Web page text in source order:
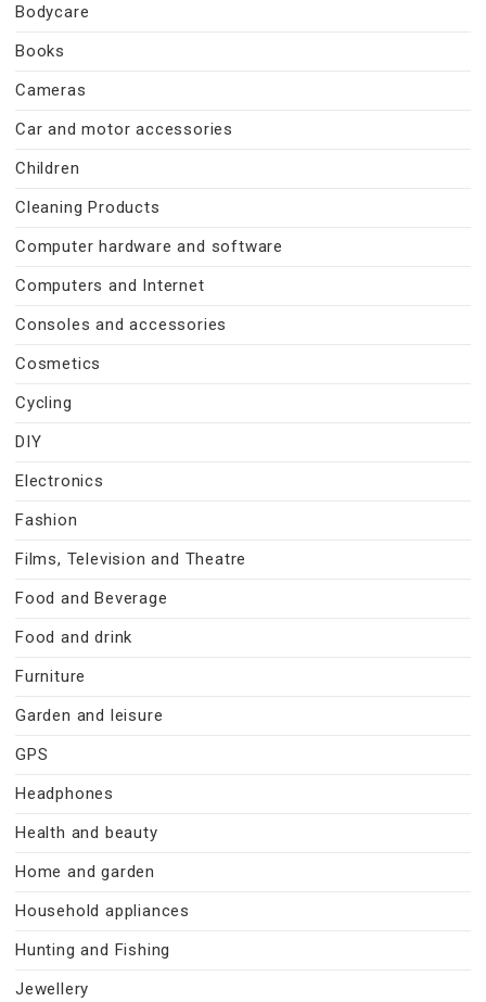
Bodycare
Books
Cameras
Car and motor accessories
Children
Cleaning Products
Computer hardware and software
Computers and Internet
Consoles and accessories
Cosmetics
Cycling
DIY
Electronics
Fashion
Films, Television and Theatre
Food and Beverage
Food and drink
Furniture
Garden and leisure
GPS
Headphones
Health and beauty
Home and garden
Household appliances
Hunting and Fishing
Jewellery